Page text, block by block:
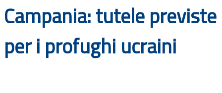
Bandi
Guide
Campania: tutele previste
per i profughi ucraini